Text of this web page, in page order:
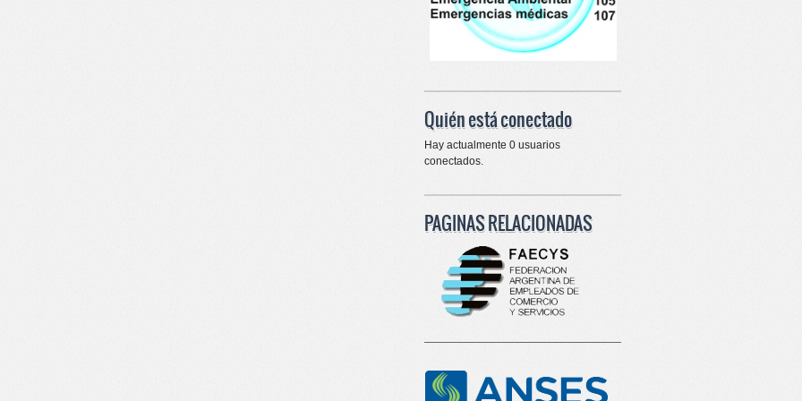
Quién está conectado
Hay actualmente 0 usuarios
conectados.
PAGINAS RELACIONADAS